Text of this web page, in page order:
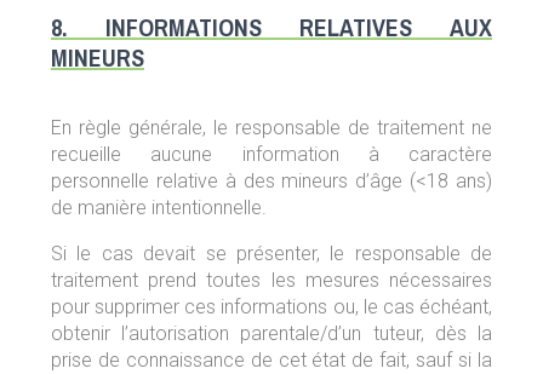
8. INFORMATIONS RELATIVES AUX
MINEURS
En règle générale, le responsable de traitement ne
recueille aucune information à caractère
personnelle relative à des mineurs d’âge (<18 ans)
de manière intentionnelle.
Si le cas devait se présenter, le responsable de
traitement prend toutes les mesures nécessaires
pour supprimer ces informations ou, le cas échéant,
obtenir l’autorisation parentale/d’un tuteur, dès la
prise de connaissance de cet état de fait, sauf si la